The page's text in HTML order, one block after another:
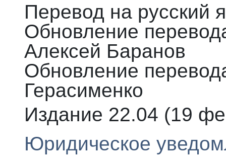
Перевод на русский
Обновление
Алексей Баранов
Обновление
Герасименко
Издание 22.04 (19
Юридическое